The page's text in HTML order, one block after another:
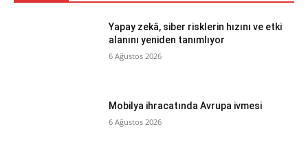
Yapay zekâ, siber risklerin hızını ve etki
alanını yeniden tanımlıyor
6 Ağustos 2026
Mobilya ihracatında Avrupa ivmesi
6 Ağustos 2026